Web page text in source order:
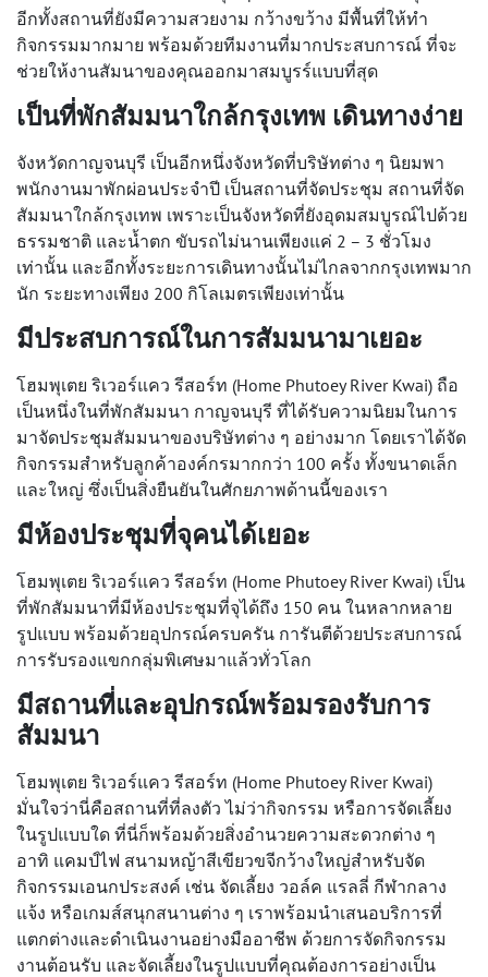
อีกทั้งสถานที่ยังมีความสวยงาม กว้างขว้าง มีพื้นที่ให้ทำ
กิจกรรมมากมาย พร้อมด้วยทีมงานที่มากประสบการณ์ ที่จะ
ช่วยให้งานสัมนาของคุณออกมาสมบูรร์แบบที่สุด
เป็นที่พักสัมมนาใกล้กรุงเทพ เดินทางง่าย
จังหวัดกาญจนบุรี เป็นอีกหนึ่งจังหวัดที่บริษัทต่าง ๆ นิยมพา
พนักงานมาพักผ่อนประจำปี เป็นสถานที่จัดประชุม สถานที่จัด
สัมมนาใกล้กรุงเทพ เพราะเป็นจังหวัดที่ยังอุดมสมบูรณ์ไปด้วย
ธรรมชาติ และน้ำตก ขับรถไม่นานเพียงแค่ 2 – 3 ชั่วโมง
เท่านั้น และอีกทั้งระยะการเดินทางนั้นไม่ไกลจากกรุงเทพมาก
นัก ระยะทางเพียง 200 กิโลเมตรเพียงเท่านั้น
มีประสบการณ์ในการสัมมนามาเยอะ
โฮมพุเตย ริเวอร์แคว รีสอร์ท (Home Phutoey River Kwai) ถือ
เป็นหนึ่งในที่พักสัมมนา กาญจนบุรี ที่ได้รับความนิยมในการ
มาจัดประชุมสัมมนาของบริษัทต่าง ๆ อย่างมาก โดยเราได้จัด
กิจกรรมสำหรับลูกค้าองค์กรมากกว่า 100 ครั้ง ทั้งขนาดเล็ก
และใหญ่ ซึ่งเป็นสิ่งยืนยันในศักยภาพด้านนี้ของเรา
มีห้องประชุมที่จุคนได้เยอะ
โฮมพุเตย ริเวอร์แคว รีสอร์ท (Home Phutoey River Kwai) เป็น
ที่พักสัมมนาที่มีห้องประชุมที่จุได้ถึง 150 คน ในหลากหลาย
รูปแบบ พร้อมด้วยอุปกรณ์ครบครัน การันตีด้วยประสบการณ์
การรับรองแขกกลุ่มพิเศษมาแล้วทั่วโลก
มีสถานที่และอุปกรณ์พร้อมรองรับการ
สัมมนา
โฮมพุเตย ริเวอร์แคว รีสอร์ท (Home Phutoey River Kwai)
มั่นใจว่านี่คือสถานที่ที่ลงตัว ไม่ว่ากิจกรรม หรือการจัดเลี้ยง
ในรูปแบบใด ที่นี่ก็พร้อมด้วยสิ่งอำนวยความสะดวกต่าง ๆ
อาทิ แคมป์ไฟ สนามหญ้าสีเขียวขจีกว้างใหญ่สำหรับจัด
กิจกรรมเอนกประสงค์ เช่น จัดเลี้ยง วอล์ค แรลลี่ กีฬากลาง
แจ้ง หรือเกมส์สนุกสนานต่าง ๆ เราพร้อมนำเสนอบริการที่
แตกต่างและดำเนินงานอย่างมืออาชีพ ด้วยการจัดกิจกรรม
งานต้อนรับ และจัดเลี้ยงในรูปแบบที่คุณต้องการอย่างเป็น